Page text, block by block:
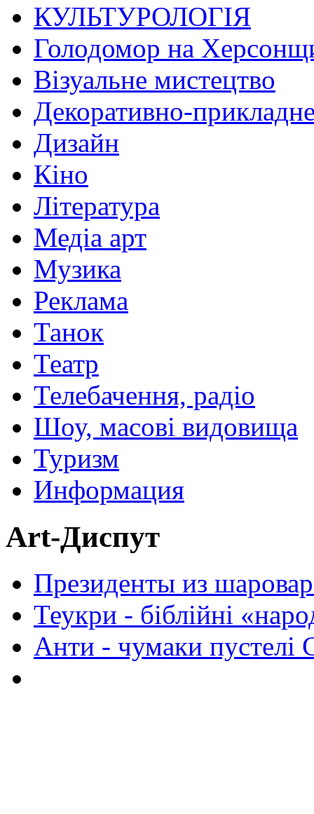
КУЛЬТУРОЛОГІЯ
Голодомор на
Візуальне мистецтво
Декоративно-
Дизайн
Кіно
Література
Медіа арт
Музика
Реклама
Танок
Театр
Телебачення, радіо
Шоу, масові видовища
Туризм
Информация
Art-Диспут
Президенты из
Теукри - біблійні
Анти - чумаки пустелі